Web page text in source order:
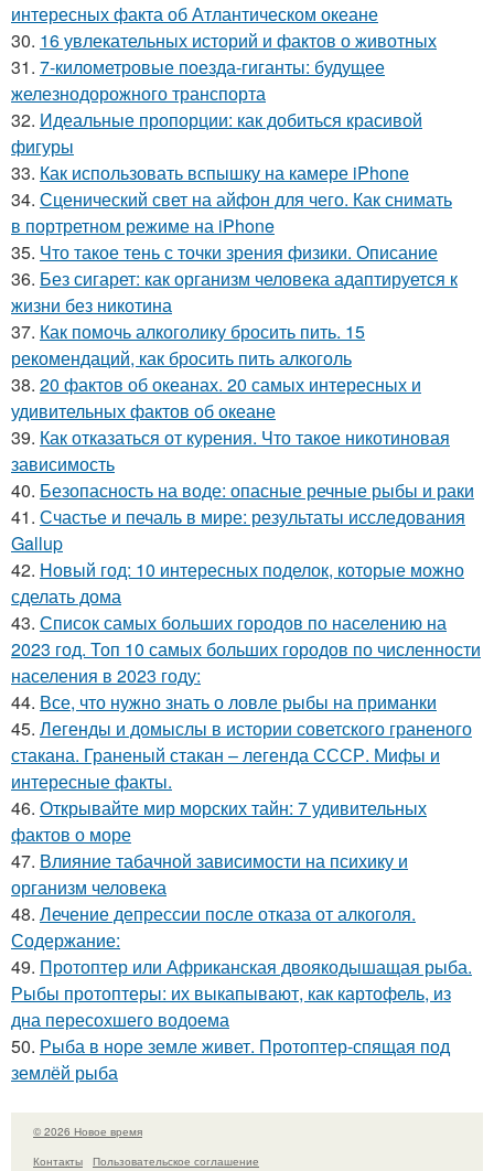
интересных факта об Атлантическом океане
30. 16 увлекательных историй и фактов о животных
31. 7-километровые поезда-гиганты: будущее
железнодорожного транспорта
32. Идеальные пропорции: как добиться красивой
фигуры
33. Как использовать вспышку на камере iPhone
34. Сценический свет на айфон для чего. Как снимать
в портретном режиме на iPhone
35. Что такое тень с точки зрения физики. Описание
36. Без сигарет: как организм человека адаптируется к
жизни без никотина
37. Как помочь алкоголику бросить пить. 15
рекомендаций, как бросить пить алкоголь
38. 20 фактов об океанах. 20 самых интересных и
удивительных фактов об океане
39. Как отказаться от курения. Что такое никотиновая
зависимость
40. Безопасность на воде: опасные речные рыбы и раки
41. Счастье и печаль в мире: результаты исследования
Gallup
42. Новый год: 10 интересных поделок, которые можно
сделать дома
43. Список самых больших городов по населению на
2023 год. Топ 10 самых больших городов по численности
населения в 2023 году:
44. Все, что нужно знать о ловле рыбы на приманки
45. Легенды и домыслы в истории советского граненого
стакана. Граненый стакан – легенда СССР. Мифы и
интересные факты.
46. Открывайте мир морских тайн: 7 удивительных
фактов о море
47. Влияние табачной зависимости на психику и
организм человека
48. Лечение депрессии после отказа от алкоголя.
Содержание:
49. Протоптер или Африканская двоякодышащая рыба.
Рыбы протоптеры: их выкапывают, как картофель, из
дна пересохшего водоема
50. Рыба в норе земле живет. Протоптер-спящая под
землёй рыба
© 2026 Новое время
Контакты
Пользовательское соглашение